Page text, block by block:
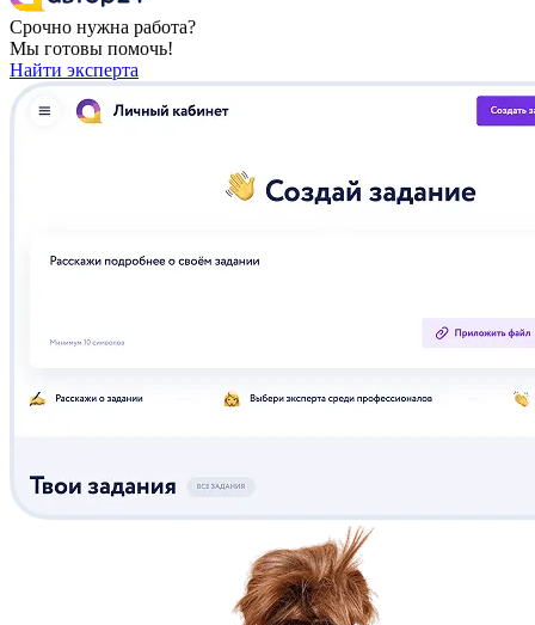
Срочно нужна работа?
Мы готовы помочь!
Найти эксперта